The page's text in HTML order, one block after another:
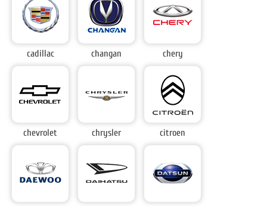
cadillac changan chery
chevrolet chrysler citroen